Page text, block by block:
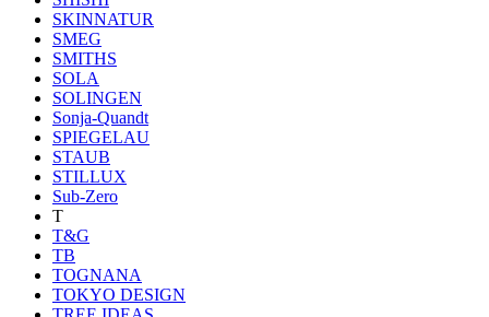
SKINNATUR
SMEG
SMITHS
SOLA
SOLINGEN
Sonja-Quandt
SPIEGELAU
STAUB
STILLUX
Sub-Zero
T
T&G
TB
TOGNANA
TOKYO DESIGN